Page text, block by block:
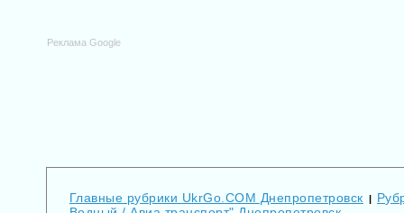
Реклама Google
Главные рубрики UkrGo.COM Днепропетровск